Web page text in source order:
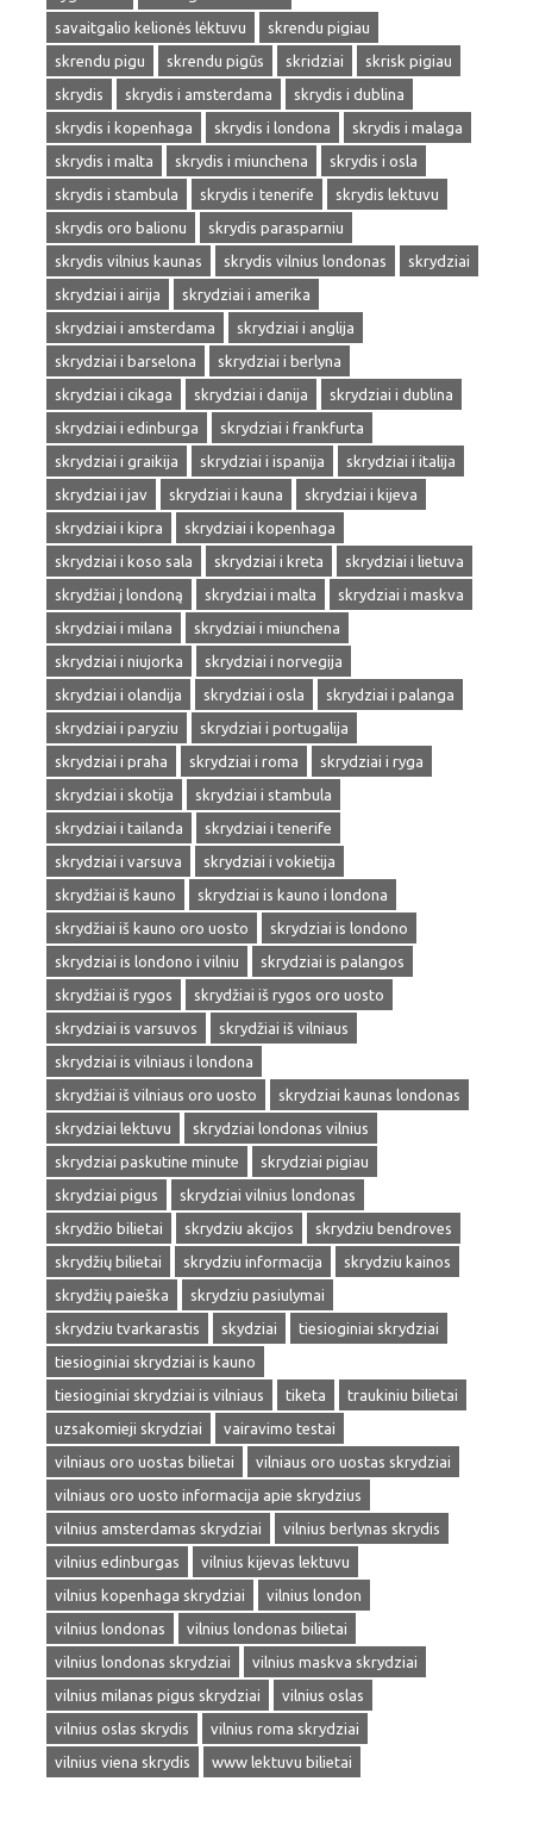
savaitgalio kelionės lėktuvu
skrendu pigiau
skrendu pigu
skrendu pigūs skridziai
skrisk pigiau
skrydis
skrydis i amsterdama
skrydis i dublina
skrydis i kopenhaga
skrydis i londona
skrydis i malaga
skrydis i malta
skrydis i miunchena
skrydis i osla
skrydis i stambula
skrydis i tenerife
skrydis lektuvu
skrydis oro balionu
skrydis parasparniu
skrydis vilnius kaunas
skrydis vilnius londonas
skrydziai
skrydziai i airija
skrydziai i amerika
skrydziai i amsterdama
skrydziai i anglija
skrydziai i barselona
skrydziai i berlyna
skrydziai i cikaga
skrydziai i danija
skrydziai i dublina
skrydziai i edinburga
skrydziai i frankfurta
skrydziai i graikija
skrydziai i ispanija
skrydziai i italija
skrydziai i jav
skrydziai i kauna
skrydziai i kijeva
skrydziai i kipra
skrydziai i kopenhaga
skrydziai i koso sala
skrydziai i kreta
skrydziai i lietuva
skrydžiai į londoną
skrydziai i malta
skrydziai i maskva
skrydziai i milana
skrydziai i miunchena
skrydziai i niujorka
skrydziai i norvegija
skrydziai i olandija
skrydziai i osla
skrydziai i palanga
skrydziai i paryziu
skrydziai i portugalija
skrydziai i praha
skrydziai i roma
skrydziai i ryga
skrydziai i skotija
skrydziai i stambula
skrydziai i tailanda
skrydziai i tenerife
skrydziai i varsuva
skrydziai i vokietija
skrydžiai iš kauno
skrydziai is kauno i londona
skrydžiai iš kauno oro uosto
skrydziai is londono
skrydziai is londono i vilniu
skrydziai is palangos
skrydžiai iš rygos
skrydžiai iš rygos oro uosto
skrydziai is varsuvos
skrydžiai iš vilniaus
skrydziai is vilniaus i londona
skrydžiai iš vilniaus oro uosto
skrydziai kaunas londonas
skrydziai lektuvu
skrydziai londonas vilnius
skrydziai paskutine minute
skrydziai pigiau
skrydziai pigus
skrydziai vilnius londonas
skrydžio bilietai
skrydziu akcijos
skrydziu bendroves
skrydžių bilietai
skrydziu informacija
skrydziu kainos
skrydžių paieška
skrydziu pasiulymai
skrydziu tvarkarastis
skydziai
tiesioginiai skrydziai
tiesioginiai skrydziai is kauno
tiesioginiai skrydziai is vilniaus
tiketa
traukiniu bilietai
uzsakomieji skrydziai
vairavimo testai
vilniaus oro uostas bilietai
vilniaus oro uostas skrydziai
vilniaus oro uosto informacija apie skrydzius
vilnius amsterdamas skrydziai
vilnius berlynas skrydis
vilnius edinburgas
vilnius kijevas lektuvu
vilnius kopenhaga skrydziai
vilnius london
vilnius londonas
vilnius londonas bilietai
vilnius londonas skrydziai
vilnius maskva skrydziai
vilnius milanas pigus skrydziai
vilnius oslas
vilnius oslas skrydis
vilnius roma skrydziai
vilnius viena skrydis
www lektuvu bilietai